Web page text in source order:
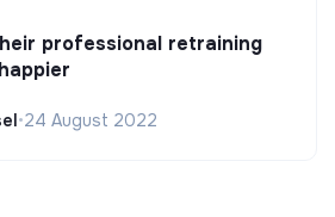
professional retraining
•24 August 2022